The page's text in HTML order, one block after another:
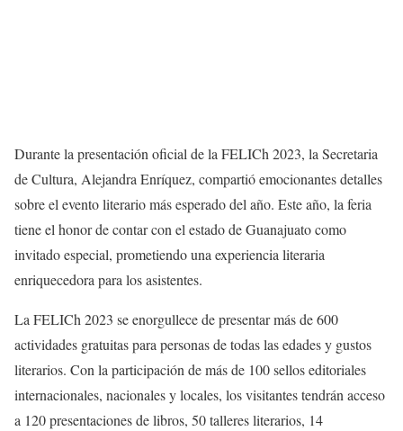
Durante la presentación oficial de la FELICh 2023, la Secretaria
de Cultura, Alejandra Enríquez, compartió emocionantes detalles
sobre el evento literario más esperado del año. Este año, la feria
tiene el honor de contar con el estado de Guanajuato como
invitado especial, prometiendo una experiencia literaria
enriquecedora para los asistentes.
La FELICh 2023 se enorgullece de presentar más de 600
actividades gratuitas para personas de todas las edades y gustos
literarios. Con la participación de más de 100 sellos editoriales
internacionales, nacionales y locales, los visitantes tendrán acceso
a 120 presentaciones de libros, 50 talleres literarios, 14